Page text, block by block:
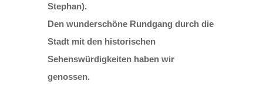
Stephan).
Den wunderschöne Rundgang durch die
Stadt mit den historischen
Sehenswürdigkeiten haben wir
genossen.